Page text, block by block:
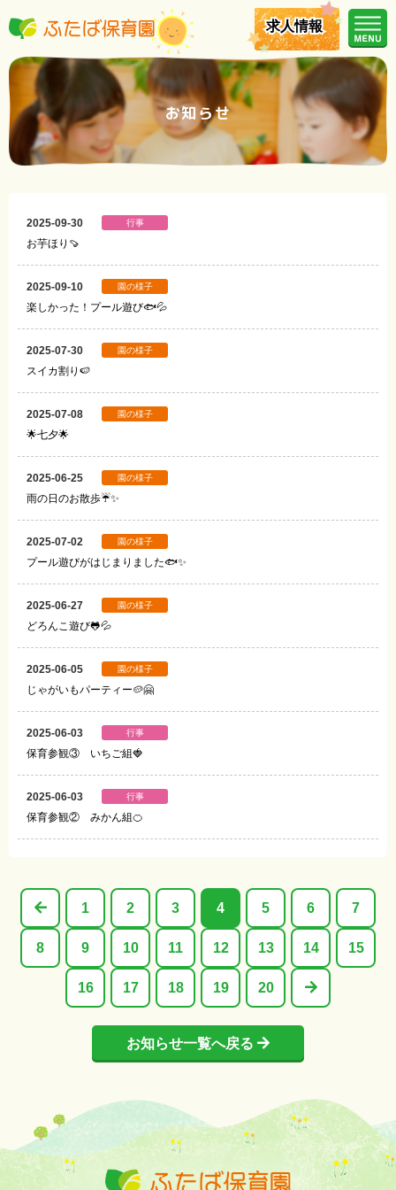
求人情報
求人情報
お知らせ
2025-09-30 行事
お芋ほり🍠
2025-09-10 園の様子
楽しかった！プール遊び🐟💦
2025-07-30 園の様子
スイカ割り🍉
2025-07-08 園の様子
🌟七夕🌟
2025-06-25 園の様子
雨の日のお散歩☔✨
2025-07-02 園の様子
プール遊びがはじまりました🐟✨
2025-06-27 園の様子
どろんこ遊び🐸💦
2025-06-05 園の様子
じゃがいもパーティー🥔🤗
2025-06-03 行事
保育参観③ いちご組🍓
2025-06-03 行事
保育参観② みかん組🍊
1 2 3 4 5 6 7
8 9 10 11 12 13 14 15
16 17 18 19 20
お知らせ一覧へ戻る